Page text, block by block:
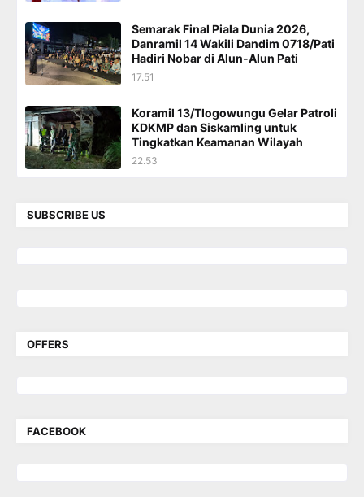
Semarak Final Piala Dunia 2026,
Danramil 14 Wakili Dandim 0718/Pati
Hadiri Nobar di Alun-Alun Pati
17.51
Koramil 13/Tlogowungu Gelar Patroli
KDKMP dan Siskamling untuk
Tingkatkan Keamanan Wilayah
22.53
SUBSCRIBE US
OFFERS
FACEBOOK